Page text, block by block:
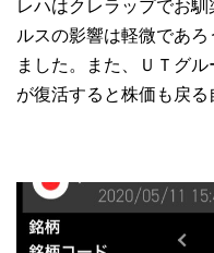
レハはクレラップでお
ルスの影響は軽微であ
ました。また、ＵＴグ
が復活すると株価も戻る